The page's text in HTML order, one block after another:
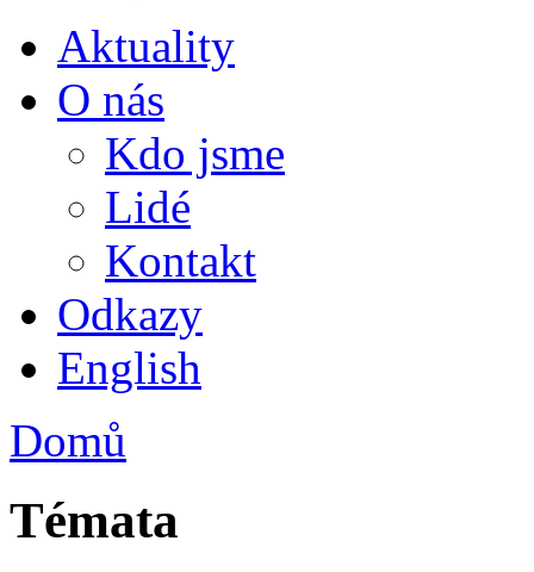
Aktuality
O nás
Kdo jsme
Lidé
Kontakt
Odkazy
English
Domů
Témata